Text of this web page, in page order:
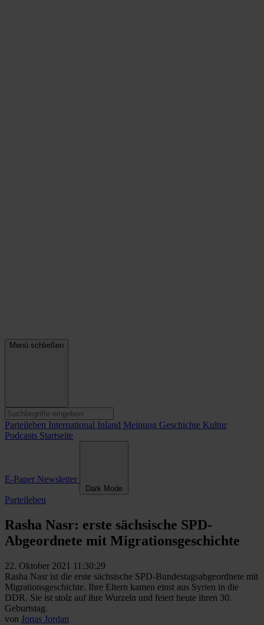
Menü schließen
Parteileben International Inland Meinung Geschichte Kultur
Podcasts Startseite
E-Paper Newsletter
Dark Mode
Parteileben
Rasha Nasr: erste sächsische SPD-
Abgeordnete mit Migrationsgeschichte
22. Oktober 2021 11:30:29
Rasha Nasr ist die erste sächsische SPD-Bundestagsabgeordnete mit
Migrationsgeschichte. Ihre Eltern kamen einst aus Syrien in die
DDR. Sie ist stolz auf ihre Wurzeln und feiert heute ihren 30.
Geburtstag.
von Jonas Jordan